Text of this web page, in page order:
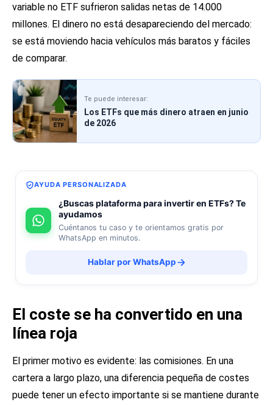
variable no ETF sufrieron salidas netas de 14.000
millones. El dinero no está desapareciendo del mercado:
se está moviendo hacia vehículos más baratos y fáciles
de comparar.
Te puede interesar:
Los ETFs que más dinero atraen en junio
de 2026
AYUDA PERSONALIZADA
¿Buscas plataforma para invertir en ETFs? Te
ayudamos
Cuéntanos tu caso y te orientamos gratis por
WhatsApp en minutos.
Hablar por WhatsApp
El coste se ha convertido en una
línea roja
El primer motivo es evidente: las comisiones. En una
cartera a largo plazo, una diferencia pequeña de costes
puede tener un efecto importante si se mantiene durante